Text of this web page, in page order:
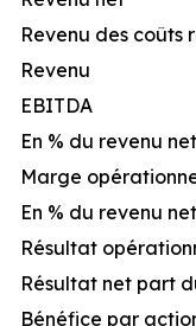
Revenu des coûts
Revenu
EBITDA
En % du revenu net
Marge
En % du revenu net
Résultat
Résultat net part
Bénéfice par